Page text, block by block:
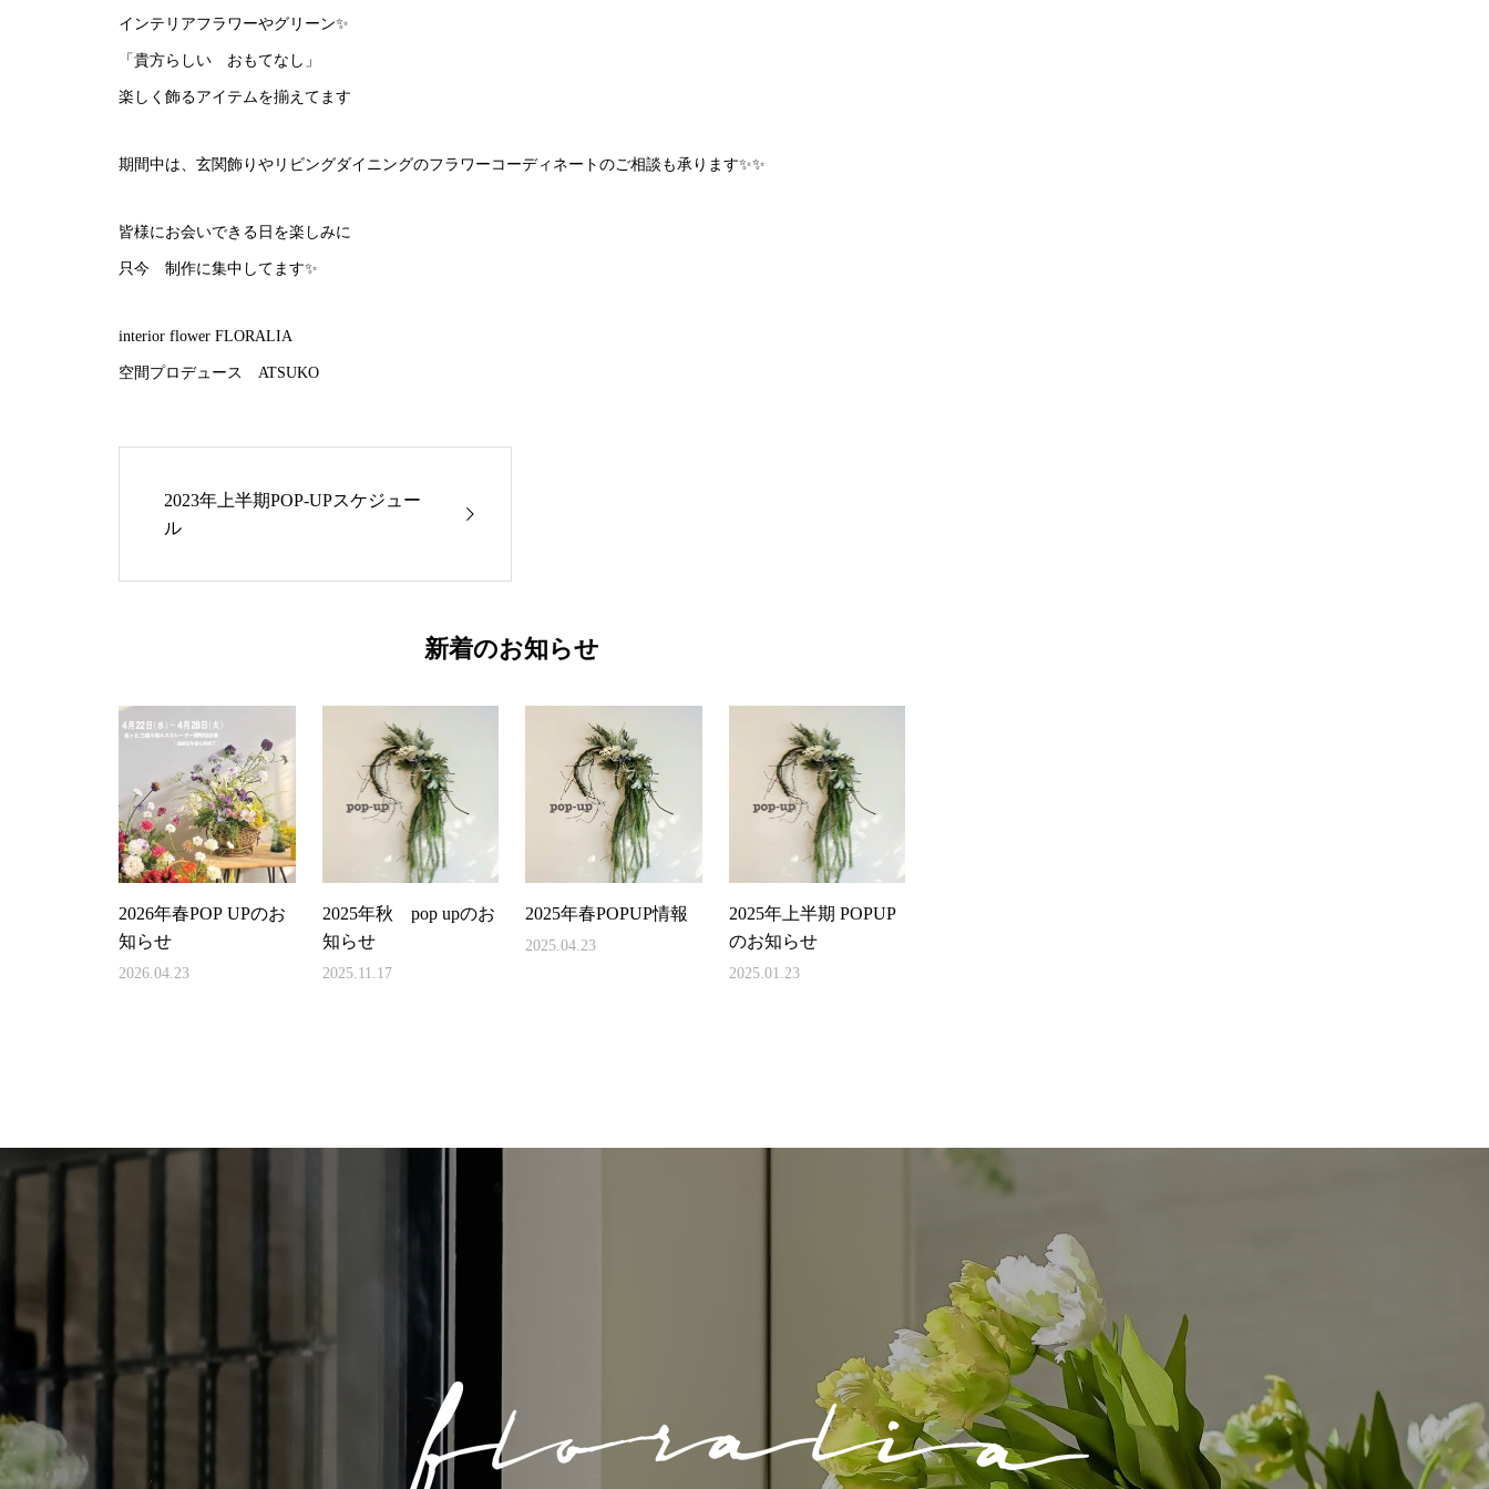
インテリアフラワーやグリーン✨
「貴方らしい おもてなし」
楽しく飾るアイテムを揃えてます
期間中は、玄関飾りやリビングダイニングのフラワーコーディネートのご相談も承ります✨✨
皆様にお会いできる日を楽しみに
只今 制作に集中してます✨
interior flower FLORALIA
空間プロデュース ATSUKO
2023年上半期POP-UPスケジュー
ル
新着のお知らせ
2026年春POP UPのお
知らせ
2026.04.23
2025年秋 pop upのお
知らせ
2025.11.17
2025年春POPUP情報
2025.04.23
2025年上半期 POPUP
のお知らせ
2025.01.23